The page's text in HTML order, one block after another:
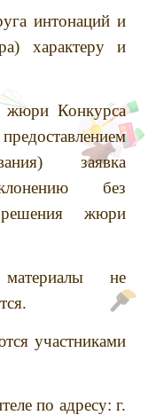
интонаций и
характеру и
жюри Конкурса
заявка
без
решения жюри
не
участниками
по адресу: г.